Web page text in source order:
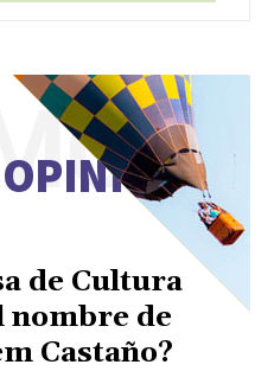
de Cultura
nombre de
Castaño?